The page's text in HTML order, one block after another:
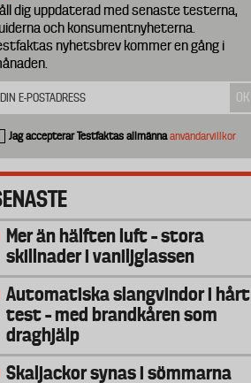
dig uppdaterad med senaste testerna,
och konsumentnyheterna.
nyhetsbrev kommer en gång i
Jag accepterar Testfaktas allmännaanvändarvillkor
Mer än hälften luft – stora
skillnader i vaniljglassen
Automatiska slangvindor i hårt
test – med brandkåren som
draghjälp
Skaljackor synas i sömmarna